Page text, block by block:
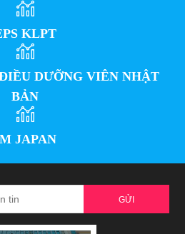
KLPT
DƯỠNG VIÊN NHẬT
BẢN
JAPAN
GỬI